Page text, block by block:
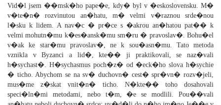
Vid�l jsem ��msk�ho pape�e, kdy� byl v �eskoslovensku. M�
v�te�n� rozvinutou an�hatu, m� velmi v�raznou srde�nou
l�sku k lidem. A nav�c � pr�ce s �akrou an�hatou pat�� k
velmi mohutn�mu k�es�ansk�mu sm�ru � pravoslav�. Bohu�el
v�ak ke star�mu pravoslav�, ne k sou�asn�mu. Tato metoda
vznikla v Byzanci a lid�, kte�� ji praktikovali, se naz�vali
h�sychast�. H�sychasmus poch�z� od �eck�ho slova h�sychie
� ticho. Abychom se na sv� duchovn� cest� spr�vn� rozv�jeli,
mus�me z�skat vnit�n� ticho. N�kte�� toho dosahovali
speci�ln�mi metodami, nebo t�m, �e se modlili. Pou��vali